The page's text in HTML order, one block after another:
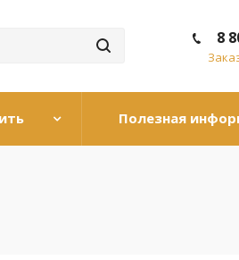
8
Полезная